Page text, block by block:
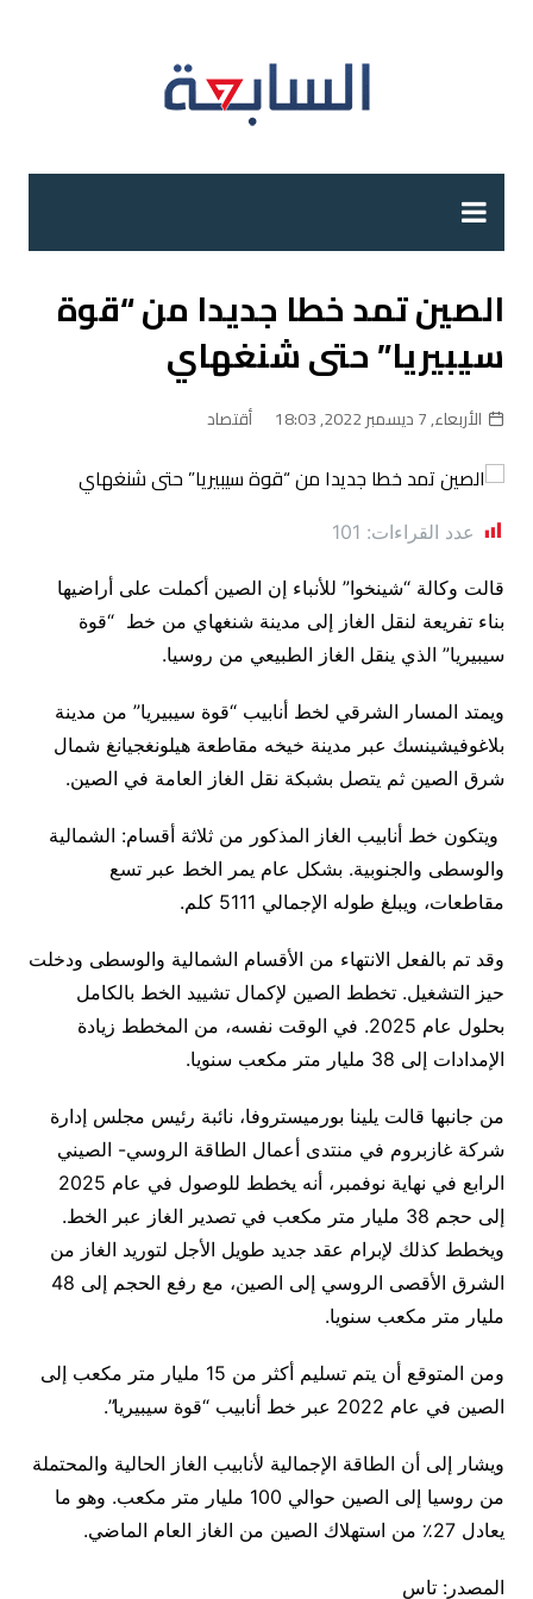
الصين تمد خطا جديدا من “قوة
سيبيريا” حتى شنغهاي
الأربعاء, 7 ديسمبر 2022, 18:03 أقتصاد
عدد القراءات: 101
قالت وكالة “شينخوا” للأنباء إن الصين أكملت على أراضيها
بناء تفريعة لنقل الغاز إلى مدينة شنغهاي من خط “قوة
سيبيريا” الذي ينقل الغاز الطبيعي من روسيا.
ويمتد المسار الشرقي لخط أنابيب “قوة سيبيريا” من مدينة
بلاغوفيشينسك عبر مدينة خيخه مقاطعة هيلونغجيانغ شمال
شرق الصين ثم يتصل بشبكة نقل الغاز العامة في الصين.
ويتكون خط أنابيب الغاز المذكور من ثلاثة أقسام: الشمالية
والوسطى والجنوبية. بشكل عام يمر الخط عبر تسع
مقاطعات، ويبلغ طوله الإجمالي 5111 كلم.
وقد تم بالفعل الانتهاء من الأقسام الشمالية والوسطى ودخلت
حيز التشغيل. تخطط الصين لإكمال تشييد الخط بالكامل
بحلول عام 2025. في الوقت نفسه، من المخطط زيادة
الإمدادات إلى 38 مليار متر مكعب سنويا.
من جانبها قالت يلينا بورميستروفا، نائبة رئيس مجلس إدارة
شركة غازبروم في منتدى أعمال الطاقة الروسي- الصيني
الرابع في نهاية نوفمبر، أنه يخطط للوصول في عام 2025
إلى حجم 38 مليار متر مكعب في تصدير الغاز عبر الخط.
ويخطط كذلك لإبرام عقد جديد طويل الأجل لتوريد الغاز من
الشرق الأقصى الروسي إلى الصين، مع رفع الحجم إلى 48
مليار متر مكعب سنويا.
ومن المتوقع أن يتم تسليم أكثر من 15 مليار متر مكعب إلى
الصين في عام 2022 عبر خط أنابيب “قوة سيبيريا”.
ويشار إلى أن الطاقة الإجمالية لأنابيب الغاز الحالية والمحتملة
من روسيا إلى الصين حوالي 100 مليار متر مكعب. وهو ما
يعادل 27٪ من استهلاك الصين من الغاز العام الماضي.
المصدر: تاس